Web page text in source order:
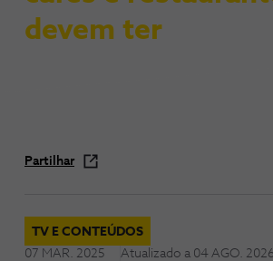
devem ter
Partilhar
TV E CONTEÚDOS
07 MAR. 2025
Atualizado a 04 AGO. 2026